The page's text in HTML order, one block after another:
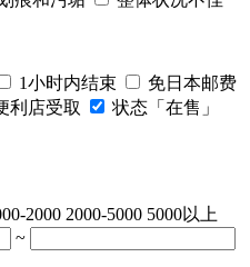
1小时内结束
免日本邮费
利店受取
状态「在售」
2000 2000-5000 5000以上
~